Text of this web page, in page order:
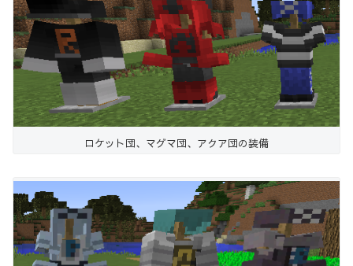
ロケット団、マグマ団、アクア団の装備